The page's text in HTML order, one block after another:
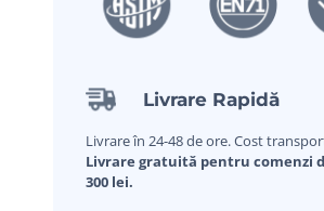
Livrare Rapidă
Livrare în 24-48 de ore. Cost
Livrare gratuită pentru comenzi
300 lei.